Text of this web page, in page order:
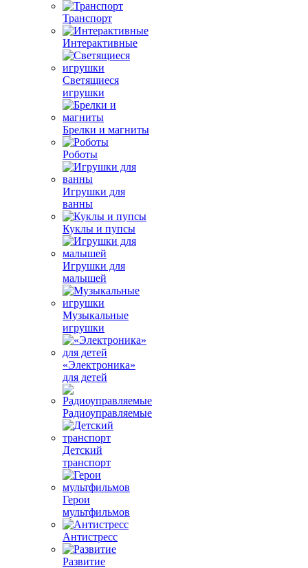
Транспорт
Интерактивные
Светящиеся
игрушки
Брелки и магниты
Роботы
Игрушки для
ванны
Куклы и пупсы
Игрушки для
малышей
Музыкальные
игрушки
«Электроника»
для детей
Радиоуправляемые
Детский
транспорт
Герои
мультфильмов
Антистресс
Развитие